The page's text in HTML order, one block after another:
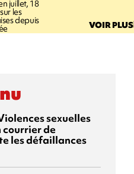
juillet, 18
les
depuis VOIR PLUS
sexuelles
courrier de
les défaillances